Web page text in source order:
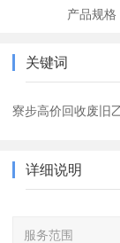
产品规格
关键词
寮步高价回收废旧
详细说明
服务范围